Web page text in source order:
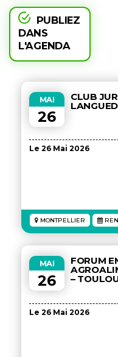
PUBLIEZ
DANS
L'AGENDA
MAI
26
CLUB
Le 26 Mai 2026
MONTPELLIER
MAI
26
FORUM
–
Le 26 Mai 2026